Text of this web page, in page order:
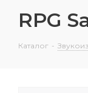
RPG
Каталог -